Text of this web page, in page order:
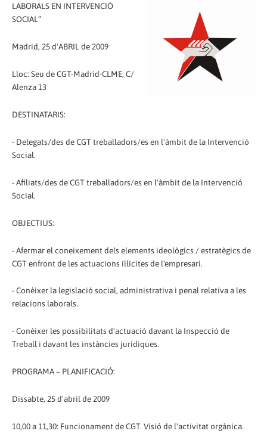
LABORALS EN INTERVENCIÓ
SOCIAL”
Madrid, 25 d'ABRIL de 2009
Lloc: Seu de CGT-Madrid-CLME, C/
Alenza 13
DESTINATARIS:
- Delegats/des de CGT treballadors/es en l'àmbit de la Intervenció
Social.
- Afiliats/des de CGT treballadors/es en l'àmbit de la Intervenció
Social.
OBJECTIUS:
- Afermar el coneixement dels elements ideològics / estratègics de
CGT enfront de les actuacions il·lícites de l'empresari.
- Conèixer la legislació social, administrativa i penal relativa a les
relacions laborals.
- Conèixer les possibilitats d'actuació davant la Inspecció de
Treball i davant les instàncies jurídiques.
PROGRAMA – PLANIFICACIÓ:
Dissabte, 25 d'abril de 2009
10,00 a 11,30: Funcionament de CGT. Visió de l'activitat orgànica.